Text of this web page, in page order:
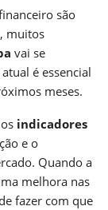
são
muitos
vai se
é essencial
meses.
indicadores
e o
Quando a
melhora nas
fazer com que